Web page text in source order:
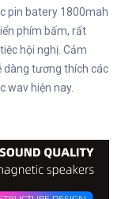
pin batery 1800mah
phím bấm, rất
hội nghị. Cảm
dàng tương thích các
wav hiện nay.